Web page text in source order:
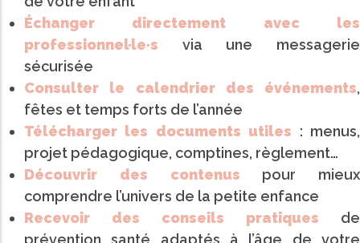
Échanger directement avec les
professionnel·le·s via une messagerie
sécurisée
Consulter le calendrier des événements,
fêtes et temps forts de l’année
Télécharger les documents utiles : menus,
projet pédagogique, comptines, règlement…
Découvrir des contenus
pour mieux
comprendre l’univers de la petite enfance
Recevoir des conseils pratiques de
prévention santé adaptés à l’âge de votre